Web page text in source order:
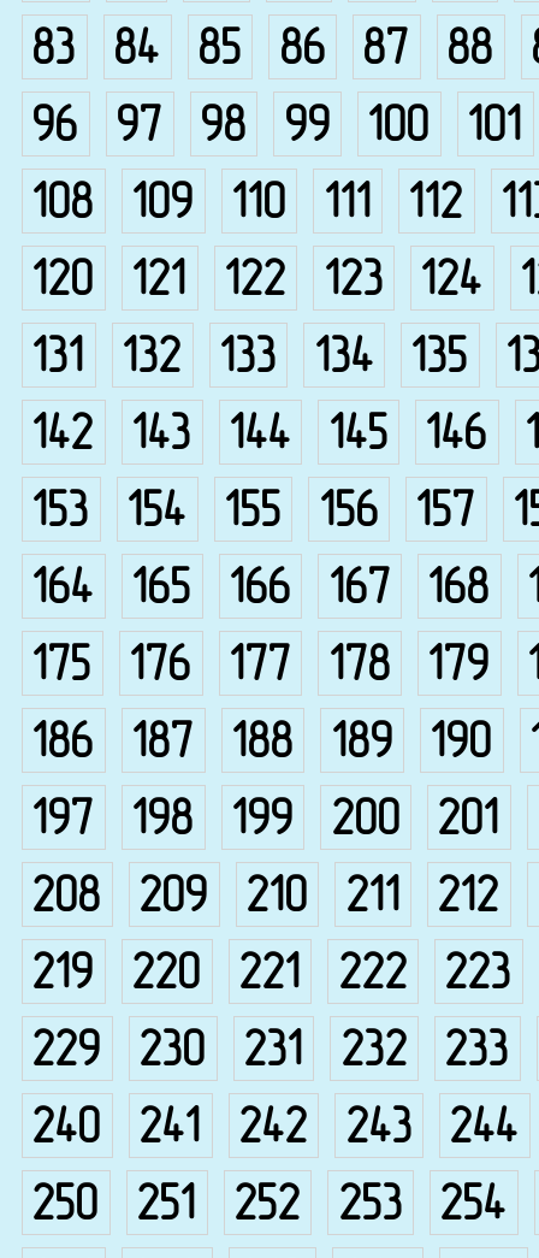
83
84 85 86 87 88
96
97 98 99 100
101
108
109 110 111 112
120
121 122 123 124
131
132 133 134 135
142
143 144 145 146
153
154 155 156 157
164
165 166 167 168
175
176 177 178 179
186
187 188 189 190
197
198 199 200 201
208
209 210 211 212
219
220 221 222
223
229
230 231 232
233
240
241 242 243
244
250
251 252 253
254